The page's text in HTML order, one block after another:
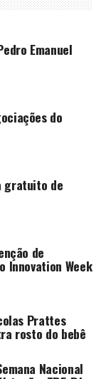
Emanuel
do
gratuito de
de
Innovation Week
Prattes
rosto do bebê
Nacional